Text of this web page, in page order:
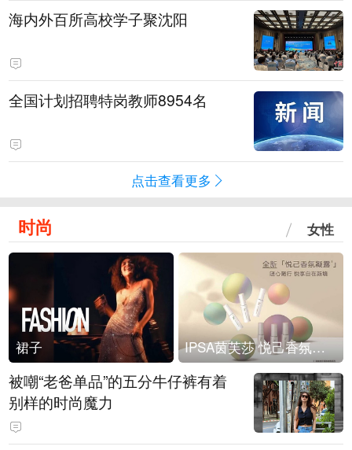
海内外百所高校学子聚沈阳
全国计划招聘特岗教师8954名
点击查看更多
时尚 女性
裙子 IPSA茵芙莎 悦己香氛凝露上市
被嘲“老爸单品”的五分牛仔裤有着
别样的时尚魔力